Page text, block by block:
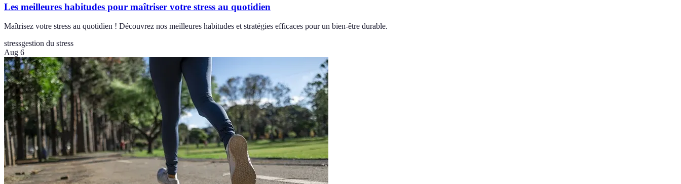
Les meilleures habitudes pour maîtriser votre stress au quotidien
Maîtrisez votre stress au quotidien ! Découvrez nos meilleures habitudes et stratégies efficaces pour un bien-être durable.
stressgestion du stress
Aug 6